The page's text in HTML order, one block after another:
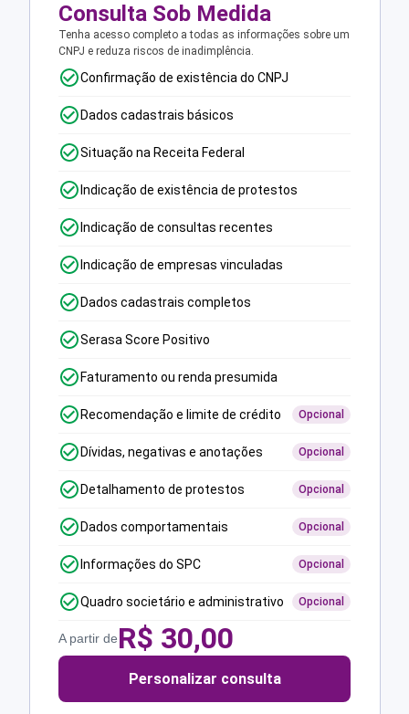
Consulta Sob Medida
Tenha acesso completo a todas as informações sobre um
CNPJ e reduza riscos de inadimplência.
Confirmação de existência do CNPJ
Dados cadastrais básicos
Situação na Receita Federal
Indicação de existência de protestos
Indicação de consultas recentes
Indicação de empresas vinculadas
Dados cadastrais completos
Serasa Score Positivo
Faturamento ou renda presumida
Recomendação e limite de crédito Opcional
Dívidas, negativas e anotações Opcional
Detalhamento de protestos Opcional
Dados comportamentais Opcional
Informações do SPC Opcional
Quadro societário e administrativo Opcional
A partir deR$ 30,00
Personalizar consulta